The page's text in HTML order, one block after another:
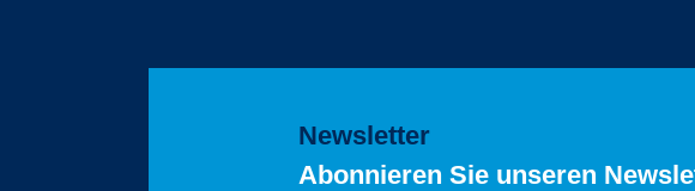
Newsletter
Abonnieren Sie unseren